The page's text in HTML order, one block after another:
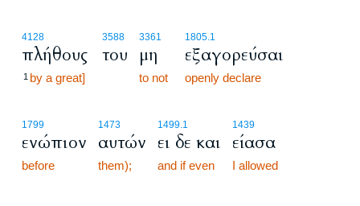
4128
πλήθους
1 by a great]
3588
του
3361
μη
to not
1805.1
εξαγορεύσαι
openly declare
1799
ενώπιον
before
1473
αυτών
them);
1499.1
ει δε και
and if even
1439
είασα
I allowed